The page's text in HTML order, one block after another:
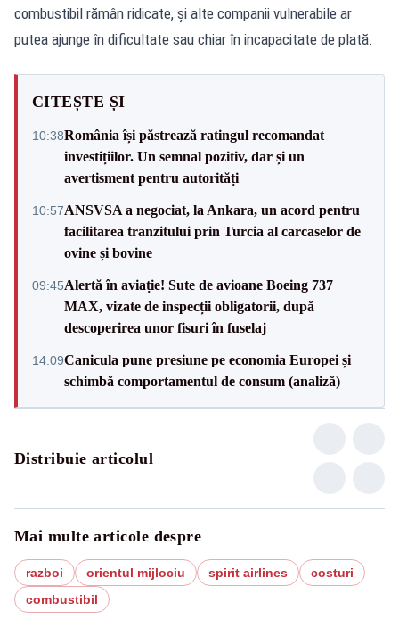
combustibil rămân ridicate, și alte companii vulnerabile ar
putea ajunge în dificultate sau chiar în incapacitate de plată.
CITEȘTE ȘI
10:38România își păstrează ratingul recomandat
investițiilor. Un semnal pozitiv, dar și un
avertisment pentru autorități
10:57ANSVSA a negociat, la Ankara, un acord pentru
facilitarea tranzitului prin Turcia al carcaselor de
ovine și bovine
09:45Alertă în aviație! Sute de avioane Boeing 737
MAX, vizate de inspecții obligatorii, după
descoperirea unor fisuri în fuselaj
14:09Canicula pune presiune pe economia Europei și
schimbă comportamentul de consum (analiză)
Distribuie articolul
Mai multe articole despre
razboi orientul mijlociu spirit airlines
costuri
combustibil